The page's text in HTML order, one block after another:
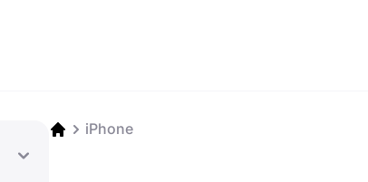
iPhone